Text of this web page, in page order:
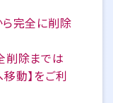
ら完全に削除
削除までは
動】をご利